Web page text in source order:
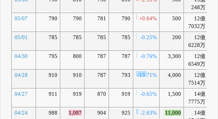
248万
05/07 790 790 781 790 +0.64% 500
12億
7032万
05/01 785 785 785 785 -0.25% 200
12億
6228万
04/30 795 800 787 787 -0.76% 3,300
12億
6549万
04/28 910 910 787 793 -13.71% 4,000
12億
7514万
04/27 911 919 870 919 -0.65% 1,500
14億
7775万
04/24 988 1,087 904 925 -2.63% 11,000
14億